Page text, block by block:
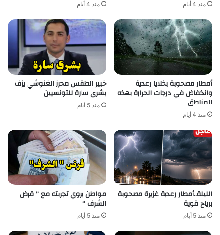
منذ 4 أيام منذ 4 أيام
أمطار مصحوبة بخلايا رعدية
وانخفاض في درجات الحرارة بهذه
المناطق
منذ 4 أيام
خبير الطقس محرز الغنوشي يزف
بشرى سارة للتونسيين
منذ 5 أيام
الليلة..أمطار رعدية غزيرة مصحوبة
برياح قوية
منذ 5 أيام
مواطن يروي تجربته مع ” قرض
الشرف “
منذ 5 أيام